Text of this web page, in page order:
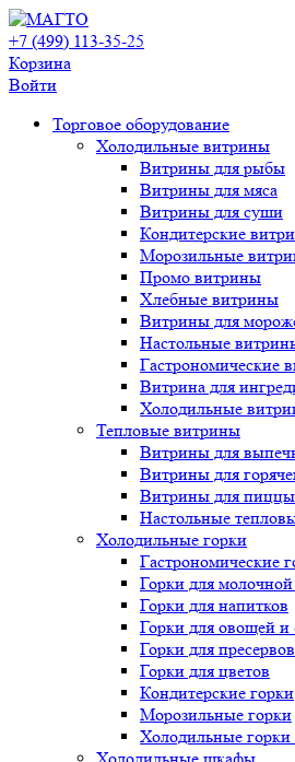
+7 (499) 113-35-25
Корзина
Войти
Свернуть/
развернуть
Торговое оборудованиe
Холодильные витрины
Витрины для рыбы
Витрины для мяса
Витрины для суши
Кондитерские
Морозильные
Промо витрины
Хлебные витрины
Витрины для
Настольные
Гастрономические
Витрина для
Холодильные
Тепловые витрины
Витрины для
Витрины для
Витрины для пиццы
Настольные
Холодильные горки
Гастрономические
Горки для
Горки для напитков
Горки для овощей и
Горки для
Горки для цветов
Кондитерские горки
Морозильные горки
Холодильные